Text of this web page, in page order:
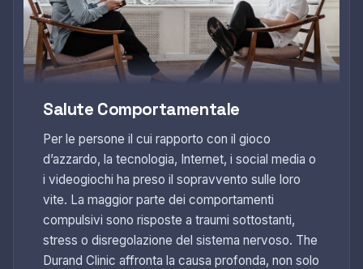
Salute Comportamentale
Per le persone il cui rapporto con il gioco
d’azzardo, la tecnologia, Internet, i social media o
i videogiochi ha preso il sopravvento sulle loro
vite. La maggior parte dei comportamenti
compulsivi sono risposte a traumi sottostanti,
stress o disregolazione del sistema nervoso. The
Durand Clinic affronta la causa profonda, non solo